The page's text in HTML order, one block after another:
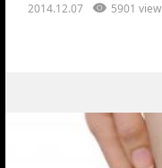
2014.12.07 5901 view